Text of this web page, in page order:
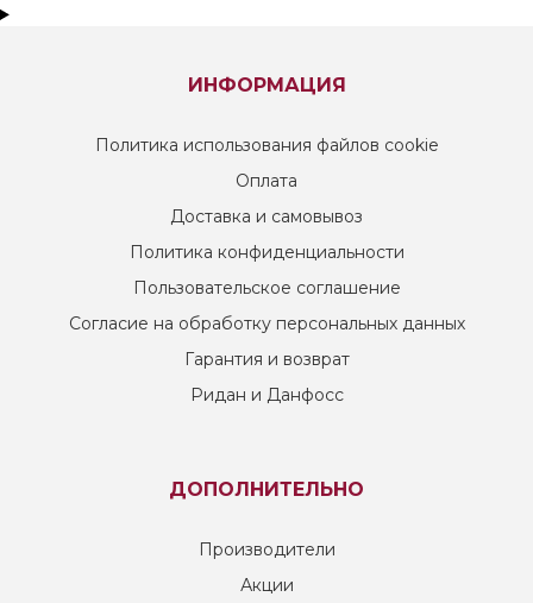
ИНФОРМАЦИЯ
Политика использования файлов cookie
Оплата
Доставка и самовывоз
Политика конфиденциальности
Пользовательское соглашение
Согласие на обработку персональных данных
Гарантия и возврат
Ридан и Данфосс
ДОПОЛНИТЕЛЬНО
Производители
Акции